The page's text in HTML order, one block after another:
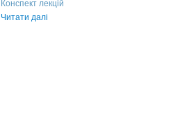
Конспект лекцій
Читати далі